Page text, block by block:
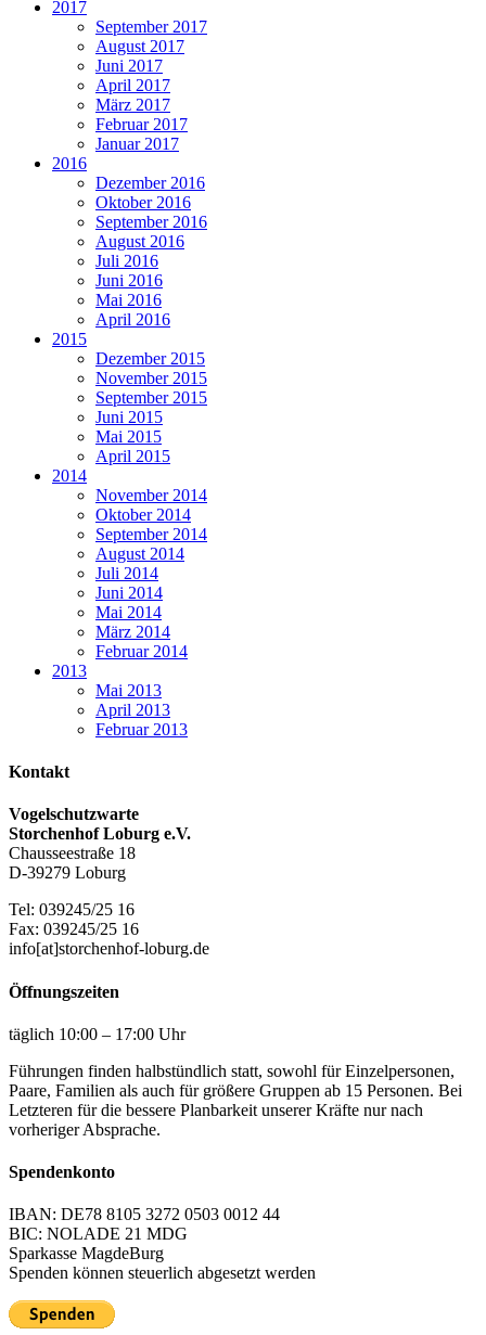
2017
September 2017
August 2017
Juni 2017
April 2017
März 2017
Februar 2017
Januar 2017
2016
Dezember 2016
Oktober 2016
September 2016
August 2016
Juli 2016
Juni 2016
Mai 2016
April 2016
2015
Dezember 2015
November 2015
September 2015
Juni 2015
Mai 2015
April 2015
2014
November 2014
Oktober 2014
September 2014
August 2014
Juli 2014
Juni 2014
Mai 2014
März 2014
Februar 2014
2013
Mai 2013
April 2013
Februar 2013
Kontakt
Vogelschutzwarte
Storchenhof Loburg e.V.
Chausseestraße 18
D-39279 Loburg
Tel: 039245/25 16
Fax: 039245/25 16
info[at]storchenhof-loburg.de
Öffnungszeiten
täglich 10:00 – 17:00 Uhr
Führungen finden halbstündlich statt, sowohl für Einzelpersonen,
Paare, Familien als auch für größere Gruppen ab 15 Personen. Bei
Letzteren für die bessere Planbarkeit unserer Kräfte nur nach
vorheriger Absprache.
Spendenkonto
IBAN: DE78 8105 3272 0503 0012 44
BIC: NOLADE 21 MDG
Sparkasse MagdeBurg
Spenden können steuerlich abgesetzt werden